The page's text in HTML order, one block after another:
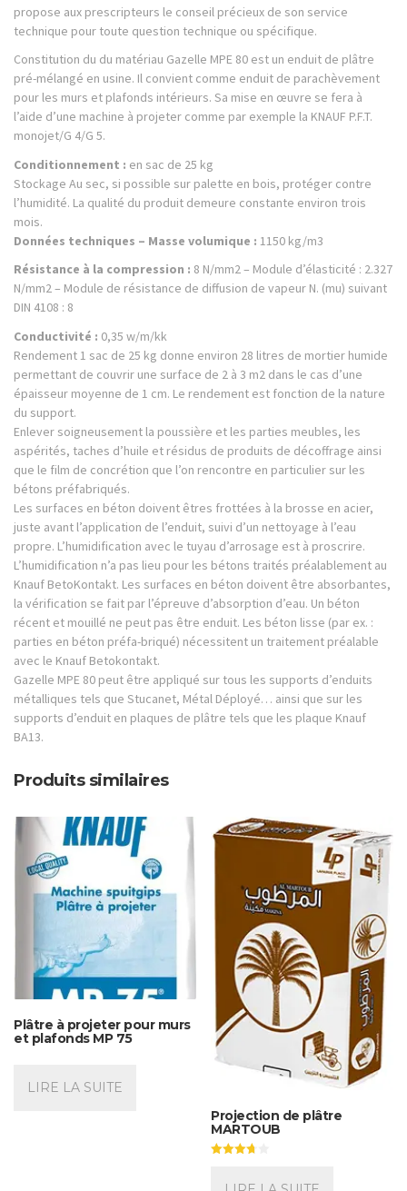
propose aux prescripteurs le conseil précieux de son service
technique pour toute question technique ou spécifique.
Constitution du du matériau Gazelle MPE 80 est un enduit de plâtre
pré-mélangé en usine. Il convient comme enduit de parachèvement
pour les murs et plafonds intérieurs. Sa mise en œuvre se fera à
l’aide d’une machine à projeter comme par exemple la KNAUF P.F.T.
monojet/G 4/G 5.
Conditionnement : en sac de 25 kg
Stockage Au sec, si possible sur palette en bois, protéger contre
l’humidité. La qualité du produit demeure constante environ trois
mois.
Données techniques – Masse volumique : 1150 kg/m3
Résistance à la compression : 8 N/mm2 – Module d’élasticité : 2.327
N/mm2 – Module de résistance de diffusion de vapeur N. (mu) suivant
DIN 4108 : 8
Conductivité : 0,35 w/m/kk
Rendement 1 sac de 25 kg donne environ 28 litres de mortier humide
permettant de couvrir une surface de 2 à 3 m2 dans le cas d’une
épaisseur moyenne de 1 cm. Le rendement est fonction de la nature
du support.
Enlever soigneusement la poussière et les parties meubles, les
aspérités, taches d’huile et résidus de produits de décoffrage ainsi
que le film de concrétion que l’on rencontre en particulier sur les
bétons préfabriqués.
Les surfaces en béton doivent êtres frottées à la brosse en acier,
juste avant l’application de l’enduit, suivi d’un nettoyage à l’eau
propre. L’humidification avec le tuyau d’arrosage est à proscrire.
L’humidification n’a pas lieu pour les bétons traités préalablement au
Knauf BetoKontakt. Les surfaces en béton doivent être absorbantes,
la vérification se fait par l’épreuve d’absorption d’eau. Un béton
récent et mouillé ne peut pas être enduit. Les béton lisse (par ex. :
parties en béton préfa-briqué) nécessitent un traitement préalable
avec le Knauf Betokontakt.
Gazelle MPE 80 peut être appliqué sur tous les supports d’enduits
métalliques tels que Stucanet, Métal Déployé… ainsi que sur les
supports d’enduit en plaques de plâtre tels que les plaque Knauf
BA13.
Produits similaires
Plâtre à projeter pour murs
et plafonds MP 75
LIRE LA SUITE
Projection de plâtre
MARTOUB
sur 5